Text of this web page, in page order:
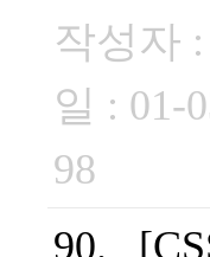
작성자 :
일 :
98
90.